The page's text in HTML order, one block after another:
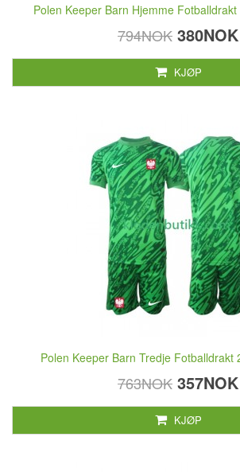
Polen Keeper Barn Hjemme
794NOK 380NOK
KJØP
Polen Keeper Barn Tredje Fotballdrakt
763NOK 357NOK
KJØP